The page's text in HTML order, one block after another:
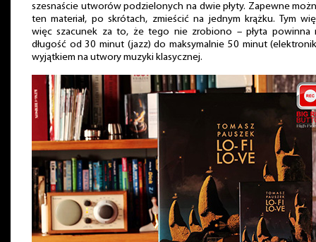
szesnaście utworów podzielonych na dwie płyty. Zapewne
ten materiał, po skrótach, zmieścić na jednym krążku. Tym
więc szacunek za to, że tego nie zrobiono – płyta powinna
długość od 30 minut (jazz) do maksymalnie 50 minut
wyjątkiem na utwory muzyki klasycznej.